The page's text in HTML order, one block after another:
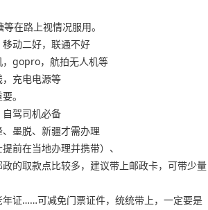
在路上视情况服用。
动二好，联通不好
gopro，航拍无人机等
充电电源等
。
驾司机必备
墨脱、新疆才需办理
前在当地办理并携带）、
的取款点比较多，建议带上邮政卡，可带少量
证……可减免门票证件，统统带上，一定要是